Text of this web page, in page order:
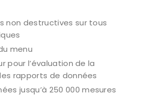
non destructives sur tous
menu
pour l’évaluation de la
rapports de données
jusqu’à 250 000 mesures